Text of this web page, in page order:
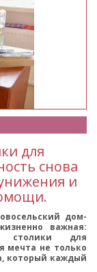
для
снова
и
дом-
важная:
столики для
мечта не только
который каждый